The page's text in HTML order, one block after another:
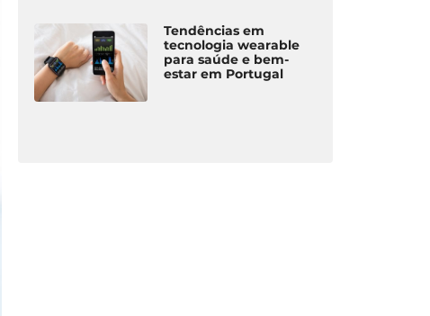
Tendências em
tecnologia wearable
para saúde e bem-
estar em Portugal